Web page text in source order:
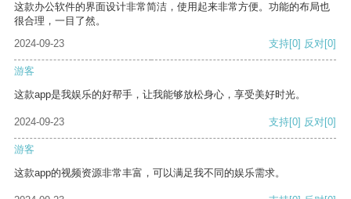
这款办公软件的界面设计非常简洁，使用起来非常方便。功能的布局也
很合理，一目了然。
2024-09-23
支持[0] 反对[0]
游客
这款app是我娱乐的好帮手，让我能够放松身心，享受美好时光。
2024-09-23 支持[0] 反对[0]
游客
这款app的视频资源非常丰富，可以满足我不同的娱乐需求。